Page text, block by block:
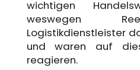
wichtigen
weswegen
Logistikdienstleister
und waren auf
reagieren.